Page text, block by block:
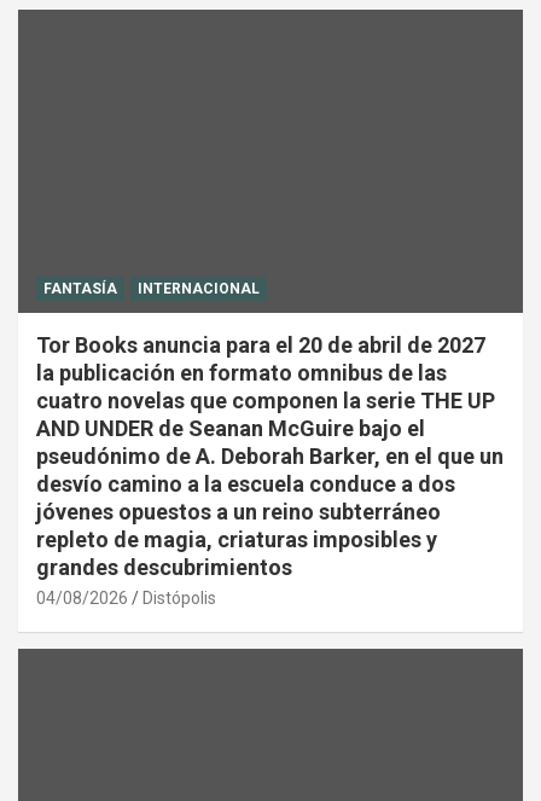
FANTASÍA INTERNACIONAL
Tor Books anuncia para el 20 de abril de 2027
la publicación en formato omnibus de las
cuatro novelas que componen la serie THE UP
AND UNDER de Seanan McGuire bajo el
pseudónimo de A. Deborah Barker, en el que un
desvío camino a la escuela conduce a dos
jóvenes opuestos a un reino subterráneo
repleto de magia, criaturas imposibles y
grandes descubrimientos
04/08/2026 Distópolis